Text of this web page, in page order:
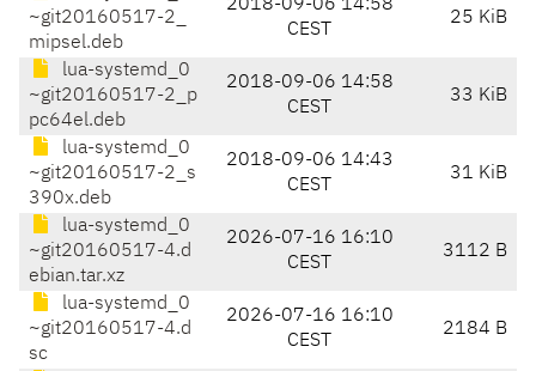
~git20160517-2_
mipsel.deb
2018-09-06 14:58
CEST
25 KiB
lua-systemd_0
~git20160517-2_p
pc64el.deb
2018-09-06 14:58
CEST
33 KiB
lua-systemd_0
~git20160517-2_s
390x.deb
2018-09-06 14:43
CEST
31 KiB
lua-systemd_0
~git20160517-4.d
ebian.tar.xz
2026-07-16 16:10
CEST
3112 B
lua-systemd_0
~git20160517-4.d
sc
2026-07-16 16:10
CEST
2184 B